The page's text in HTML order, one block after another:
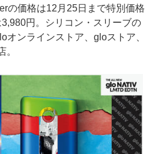
の価格は12月25日まで特別価格
円。シリコン・スリーブの
オンラインストア、gloストア、
。